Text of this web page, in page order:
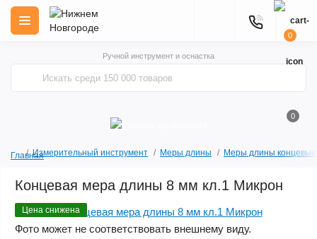
Ручной инструмент и оснастка
0
0
ГлавнаяИзмерительный инструмент Меры длины Меры длины
Концевая мера длины 8 мм кл.1 Микрон
Цена снижена
Фото может не соответствовать внешнему виду.